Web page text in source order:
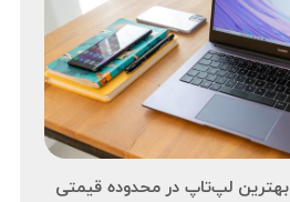
هواوی میت بوک D14 بهترین لپ‌تاپ در محدوده قیمتی